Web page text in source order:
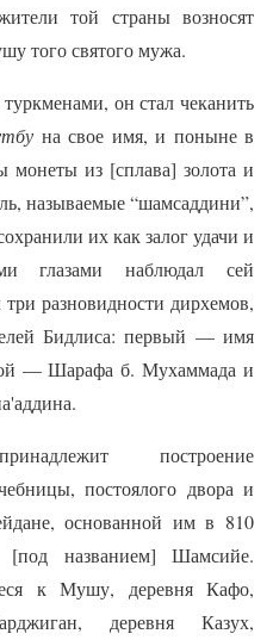
той страны возносят
того святого мужа.
он стал чеканить
на свое имя, и поныне в
монеты из [сплава] золота и
называемые “шамсаддини”,
их как залог удачи и
глазами наблюдал сей
разновидности дирхемов,
Бидлиса: первый — имя
— Шарафа б. Мухаммада и
построение
постоялого двора и
основанной им в 810
[под названием] Шамсийе.
к Мушу, деревня Кафо,
деревня Казух,